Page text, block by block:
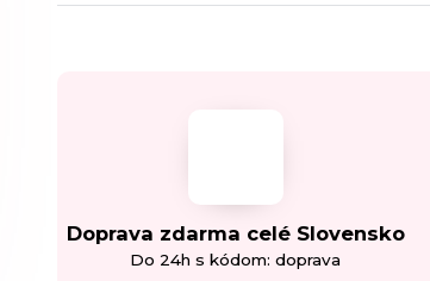
Doprava zdarma celé Slovensko
Do 24h s kódom: doprava